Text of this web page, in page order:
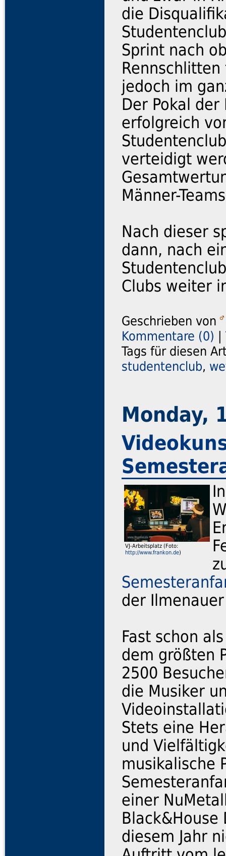
die
Sprint nach
jedoch im
Der Pokal
erfolgreich
verteidigt
Männer-
Nach dieser
dann, nach
Clubs weiter
Geschrieben von
Kommentare (0) |
Tags für diesen
studentenclub,
Monday,
VJ-Arbeitsplatz (Foto:
http://www.frankon.de)
der
Fast schon
dem größten
2500
die Musiker
Stets eine
und
musikalische
einer
Black&House
diesem Jahr